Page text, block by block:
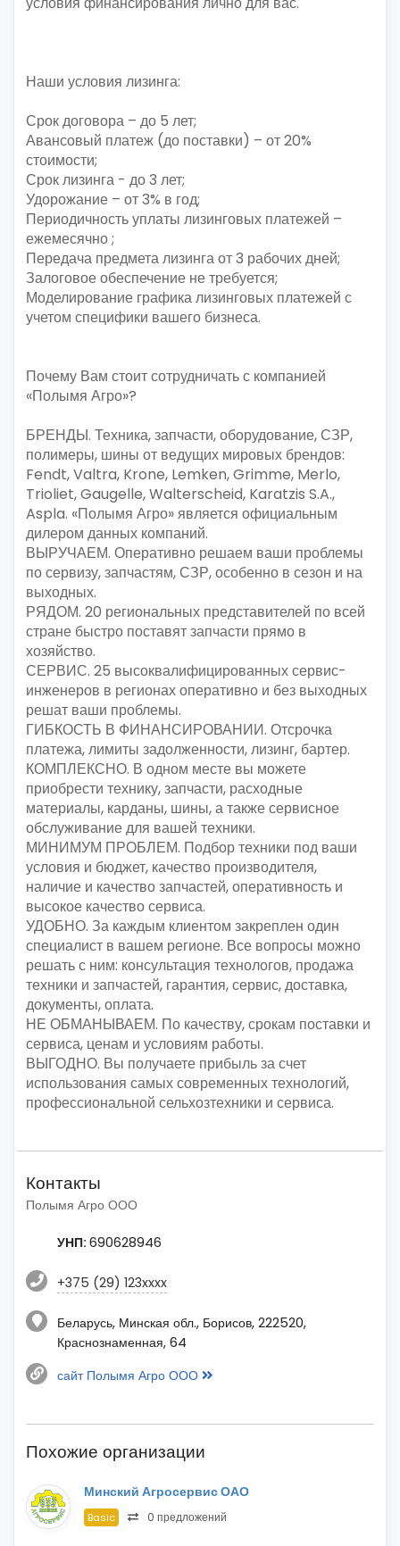
Наши условия лизинга:
Срок договора – до 5 лет;
Авансовый платеж (до поставки) – от 20%
стоимости;
Срок лизинга - до 3 лет;
Удорожание – от 3% в год;
Периодичность уплаты лизинговых платежей –
ежемесячно ;
Передача предмета лизинга от 3 рабочих дней;
Залоговое обеспечение не требуется;
Моделирование графика лизинговых платежей с
учетом специфики вашего бизнеса.
Почему Вам стоит сотрудничать с компанией
«Полымя Агро»?
БРЕНДЫ. Техника, запчасти, оборудование, СЗР,
полимеры, шины от ведущих мировых брендов:
Fendt, Valtra, Krone, Lemken, Grimme, Merlo,
Trioliet, Gaugelle, Walterscheid, Karatzis S.A.,
Aspla. «Полымя Агро» является официальным
дилером данных компаний.
ВЫРУЧАЕМ. Оперативно решаем ваши проблемы
по сервизу, запчастям, СЗР, особенно в сезон и на
выходных.
РЯДОМ. 20 региональных представителей по всей
стране быстро поставят запчасти прямо в
хозяйство.
СЕРВИС. 25 высоквалифицированных сервис-
инженеров в регионах оперативно и без выходных
решат ваши проблемы.
ГИБКОСТЬ В ФИНАНСИРОВАНИИ. Отсрочка
платежа, лимиты задолженности, лизинг, бартер.
КОМПЛЕКСНО. В одном месте вы можете
приобрести технику, запчасти, расходные
материалы, карданы, шины, а также сервисное
обслуживание для вашей техники.
МИНИМУМ ПРОБЛЕМ. Подбор техники под ваши
условия и бюджет, качество производителя,
наличие и качество запчастей, оперативность и
высокое качество сервиса.
УДОБНО. За каждым клиентом закреплен один
специалист в вашем регионе. Все вопросы можно
решать с ним: консультация технологов, продажа
техники и запчастей, гарантия, сервис, доставка,
документы, оплата.
НЕ ОБМАНЫВАЕМ. По качеству, срокам поставки и
сервиса, ценам и условиям работы.
ВЫГОДНО. Вы получаете прибыль за счет
использования самых современных технологий,
профессиональной сельхозтехники и сервиса.
Контакты
Полымя Агро ООО
УНП: 690628946
+375 (29) 123xxxx
Беларусь, Минская обл., Борисов, 222520,
Краснознаменная, 64
сайт Полымя Агро ООО
Похожие организации
Минский Агросервис ОАО
Basic 0 предложений